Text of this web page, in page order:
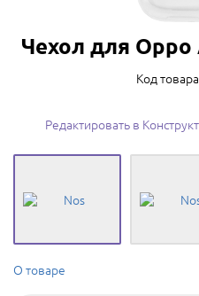
Чехол для Oppo
Код
Редактировать в
О товаре